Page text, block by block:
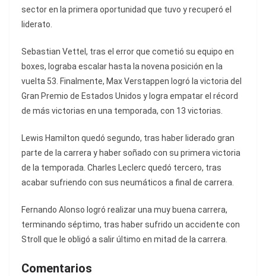
sector en la primera oportunidad que tuvo y recuperó el
liderato.
Sebastian Vettel, tras el error que cometió su equipo en
boxes, lograba escalar hasta la novena posición en la
vuelta 53. Finalmente, Max Verstappen logró la victoria del
Gran Premio de Estados Unidos y logra empatar el récord
de más victorias en una temporada, con 13 victorias.
Lewis Hamilton quedó segundo, tras haber liderado gran
parte de la carrera y haber soñado con su primera victoria
de la temporada. Charles Leclerc quedó tercero, tras
acabar sufriendo con sus neumáticos a final de carrera.
Fernando Alonso logró realizar una muy buena carrera,
terminando séptimo, tras haber sufrido un accidente con
Stroll que le obligó a salir último en mitad de la carrera.
Comentarios